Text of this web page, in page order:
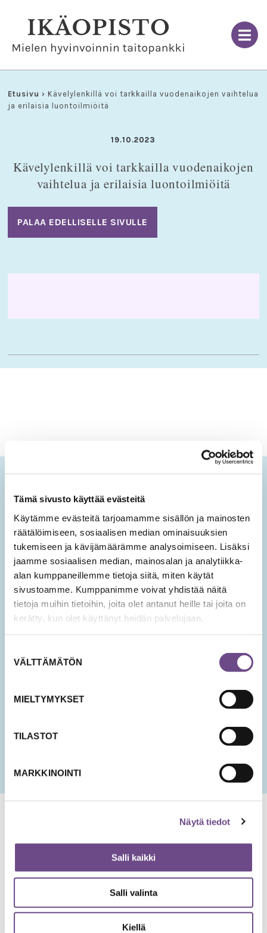
Tämä sivusto käyttää evästeitä
Käytämme evästeitä tarjoamamme sisällön ja mainosten
räätälöimiseen, sosiaalisen median ominaisuuksien
tukemiseen ja kävijämäärämme analysoimiseen. Lisäksi
jaamme sosiaalisen median, mainosalan ja analytiikka-
alan kumppaneillemme tietoja siitä, miten käytät
sivustoamme. Kumppanimme voivat yhdistää näitä
tietoja muihin tietoihin, joita olet antanut heille tai joita on
kerätty, kun olet käyttänyt heidän palvelujaan.
valinta
VÄLTTÄMÄTÖN
MIELTYMYKSET
TILASTOT
MARKKINOINTI
Näytä tiedot
Salli kaikki
Salli valinta
Kiellä
Etusivu › Kävelylenkillä voi tarkkailla vuodenaikojen vaihtelua
ja erilaisia luontoilmiöitä
19.10.2023
Kävelylenkillä voi tarkkailla vuodenaikojen
vaihtelua ja erilaisia luontoilmiöitä
PALAA EDELLISELLE SIVULLE
Tilaamalla sähköisen uutiskirjeen saat tietoa sivuston
uusista sisällöistä sekä ajankohtaisista mielen
hyvinvoinnin teemoista.
Tilaa Ikäopisto -uutiset
SÄHKÖPOSTIOSOITE*
Hyväksyn tietojeni tallentamisen ja käsittelyn
KK
Jämsänkatu 2